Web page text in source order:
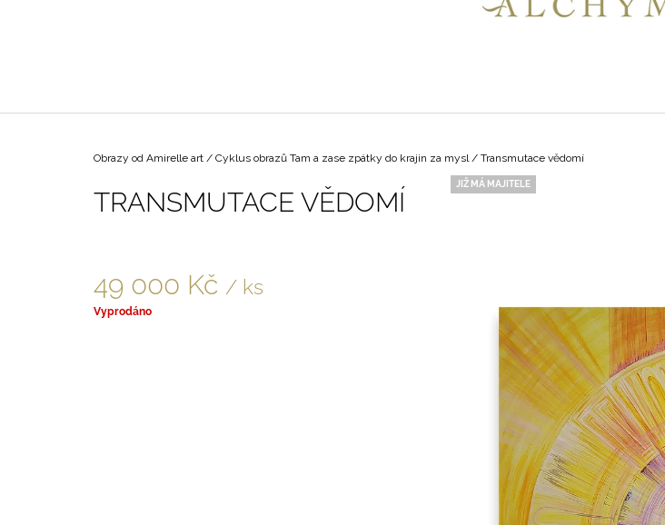
Domů
Obrazy od Amirelle art / Cyklus obrazů Tam a zase zpátky do krajin za mysl / Transmutace vědomí
TRANSMUTACE VĚDOMÍ
JIŽ MÁ MAJITELE
49 000 Kč / ks
Měrná
Vyprodáno